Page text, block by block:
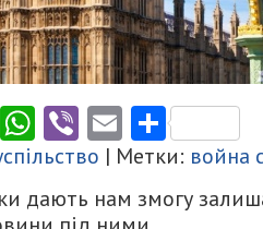
Twitter
WhatsApp
ViberEmail
| Метки: война
дають нам змогу